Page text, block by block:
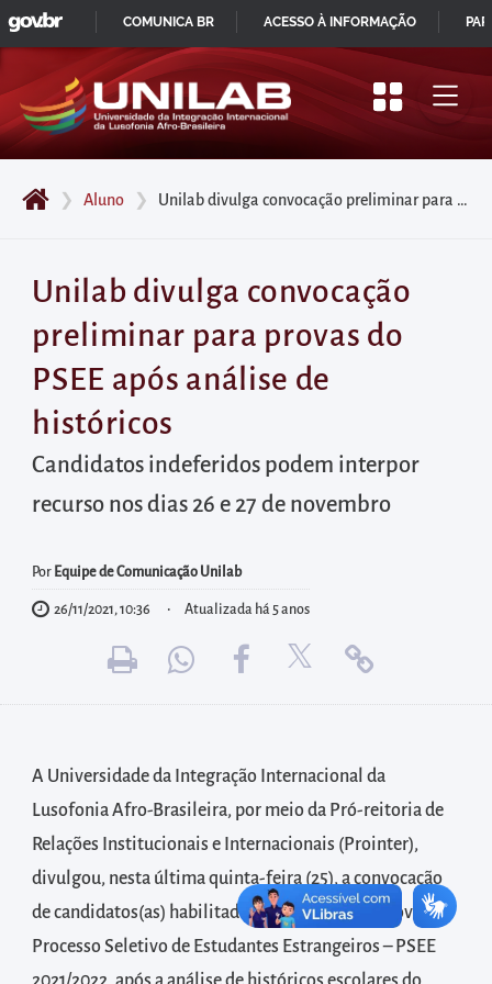
Pular
para
início
do
principal
Acessar
diretamente
o
menu
principal
Acessar
para
realizar
as
informações
postas
no
rodapé
❯ Aluno ❯ Unilab divulga convocação preliminar para provas do PSEE após análise de históricos
Unilab divulga convocação
preliminar para provas do
PSEE após análise de
históricos
Candidatos indeferidos podem interpor
recurso nos dias 26 e 27 de novembro
Por Equipe de Comunicação Unilab
26/11/2021, 10:36 Atualizada há 5 anos
A Universidade da Integração Internacional da
Lusofonia Afro-Brasileira, por meio da Pró-reitoria de
Relações Institucionais e Internacionais (Prointer),
divulgou, nesta última quinta-feira (25), a convocação
de candidatos(as) habilitados para a etapa de provas do
Processo Seletivo de Estudantes Estrangeiros – PSEE
IR
PARA
CONTEÚDO
GOVBR
COMUNICA BR ACESSO À INFORMAÇÃO